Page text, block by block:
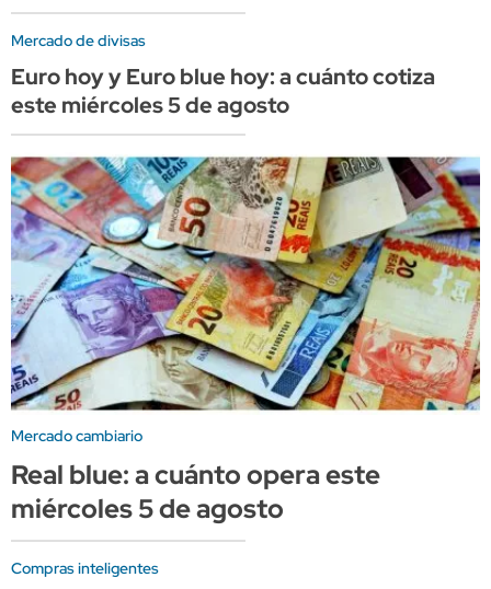
Mercado de divisas
Euro hoy y Euro blue hoy: a cuánto cotiza
este miércoles 5 de agosto
Mercado cambiario
Real blue: a cuánto opera este
miércoles 5 de agosto
Compras inteligentes